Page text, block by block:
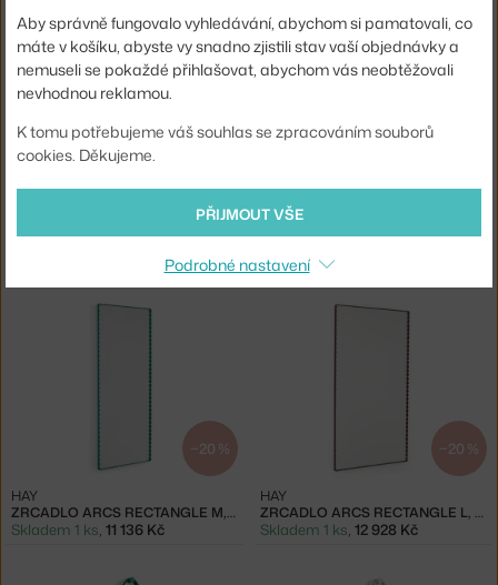
HAY HAY
2 - 3 týdny,
−20 %
ZRCADLO ARCS RECTANGLE M, GREEN
HAY
Skladem 1 ks, 11 136 Kč
−20 %
ZRCADLO ARCS RECTANGLE L, BURGUNDY
HAY
Skladem 1 ks, 12 928 Kč
Aby správně fungovalo vyhledávání, abychom si pamatovali, co
máte v košíku, abyste vy snadno zjistili stav vaší objednávky a
nemuseli se pokaždé přihlašovat, abychom vás neobtěžovali
nevhodnou reklamou.
K tomu potřebujeme váš souhlas se zpracováním souborů
cookies. Děkujeme.
PŘIJMOUT VŠE
Podrobné nastavení